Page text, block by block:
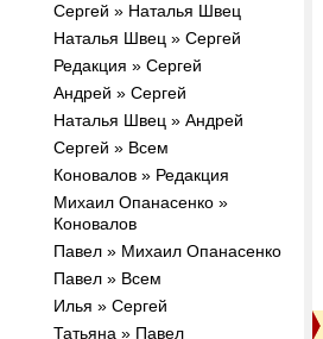
Сергей » Наталья Швец
Наталья Швец » Сергей
Редакция » Сергей
Андрей » Сергей
Наталья Швец » Андрей
Сергей » Всем
Коновалов » Редакция
Михаил Опанасенко »
Коновалов
Павел » Михаил Опанасенко
Павел » Всем
Илья » Сергей
Татьяна » Павел